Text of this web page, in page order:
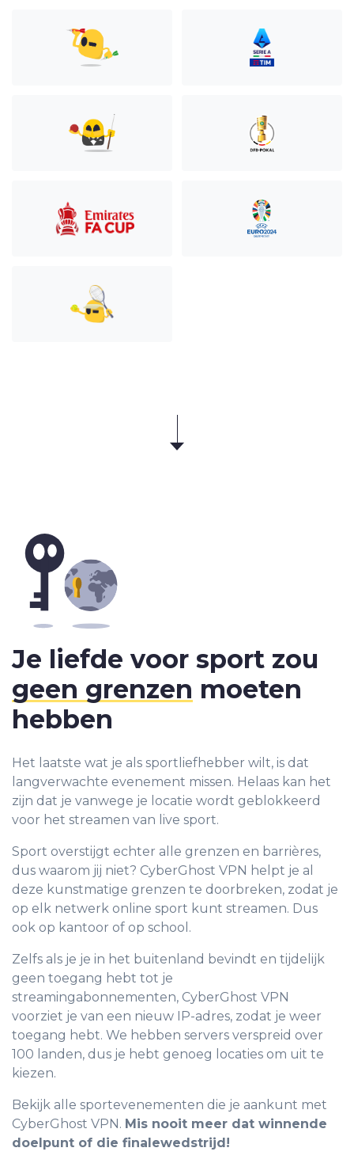
Je liefde voor sport zou
geen grenzen moeten
hebben
Het laatste wat je als sportliefhebber wilt, is dat
langverwachte evenement missen. Helaas kan het
zijn dat je vanwege je locatie wordt geblokkeerd
voor het streamen van live sport.
Sport overstijgt echter alle grenzen en barrières,
dus waarom jij niet? CyberGhost VPN helpt je al
deze kunstmatige grenzen te doorbreken, zodat je
op elk netwerk online sport kunt streamen. Dus
ook op kantoor of op school.
Zelfs als je je in het buitenland bevindt en tijdelijk
geen toegang hebt tot je
streamingabonnementen, CyberGhost VPN
voorziet je van een nieuw IP-adres, zodat je weer
toegang hebt. We hebben servers verspreid over
100 landen, dus je hebt genoeg locaties om uit te
kiezen.
Bekijk alle sportevenementen die je aankunt met
CyberGhost VPN. Mis nooit meer dat winnende
doelpunt of die finalewedstrijd!
0